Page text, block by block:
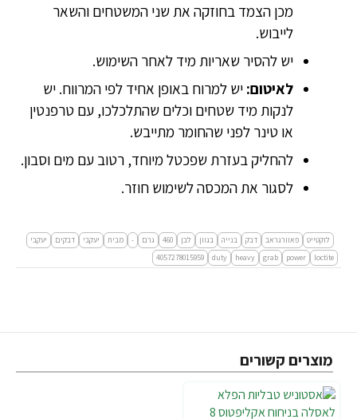
מכן הצמד בחוזקה את שני המשטחים והשאר
לייבוש.
יש להסיר שאריות מיד לאחר השימוש.
לאיטום: יש למרוח באופן אחיד לפי המרווח. יש
לנקות מיד שטחים וכלים שהתלכלכו, עם טרפנטין
או טינר לפני שהחומר מתייבש.
להחליק בעזרת שפכטל מיוחד, רטוב עם מים וסבון.
לסגור את המכסה לשימוש חוזר.
לוקטייט פאוורגראב דבק בנייה בגוון לבן 460 גרם - מבית יעקבי דבקים
יעקבי
loctite
power
grab
heavy
duty
4057278015959
מוצרים קשורים